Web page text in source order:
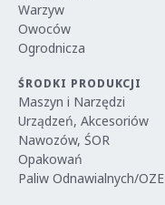
Warzyw
Owoców
Ogrodnicza
ŚRODKI PRODUKCJI
Maszyn i Narzędzi
Urządzeń, Akcesoriów
Nawozów, ŚOR
Opakowań
Paliw Odnawialnych/OZE